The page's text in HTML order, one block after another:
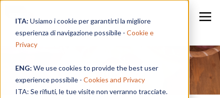
ITA: Usiamo i cookie per garantirti la migliore
esperienza di navigazione possibile - Cookie e
Privacy
ENG: We use cookies to provide the best user
experience possibile - Cookies and Privacy
ITA: Se rifiuti, le tue visite non verranno tracciate.
Speak in a Week